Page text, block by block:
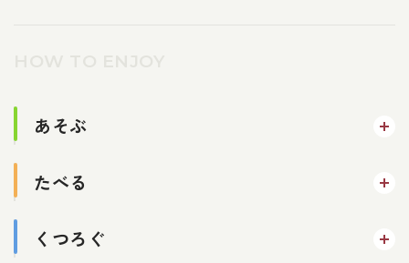
あそぶ
たべる
くつろぐ